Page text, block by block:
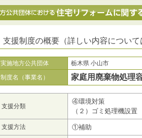
支援制度の概要（詳しい内容につい
実施地方公共団体
栃木県 小山市
制度名（事業名）
家庭用廃棄物処理
支援分類
④環境対策
（２）ゴミ処理機設置
支援方法 ①補助